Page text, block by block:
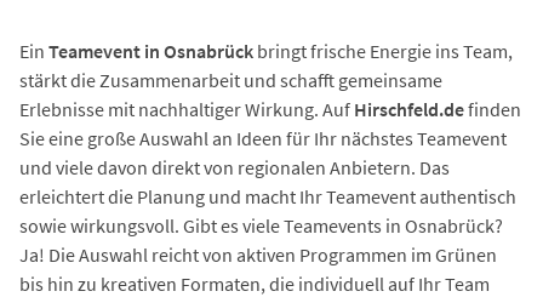
Ein Teamevent in Osnabrück bringt frische Energie ins Team,
stärkt die Zusammenarbeit und schafft gemeinsame
Erlebnisse mit nachhaltiger Wirkung. Auf Hirschfeld.definden
Sie eine große Auswahl an Ideen für Ihr nächstes Teamevent
und viele davon direkt von regionalen Anbietern. Das
erleichtert die Planung und macht Ihr Teamevent authentisch
sowie wirkungsvoll. Gibt es viele Teamevents in Osnabrück?
Ja! Die Auswahl reicht von aktiven Programmen im Grünen
bis hin zu kreativen Formaten, die individuell auf Ihr Team